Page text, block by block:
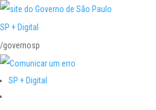
SP + Digital
/governosp
SP + Digital